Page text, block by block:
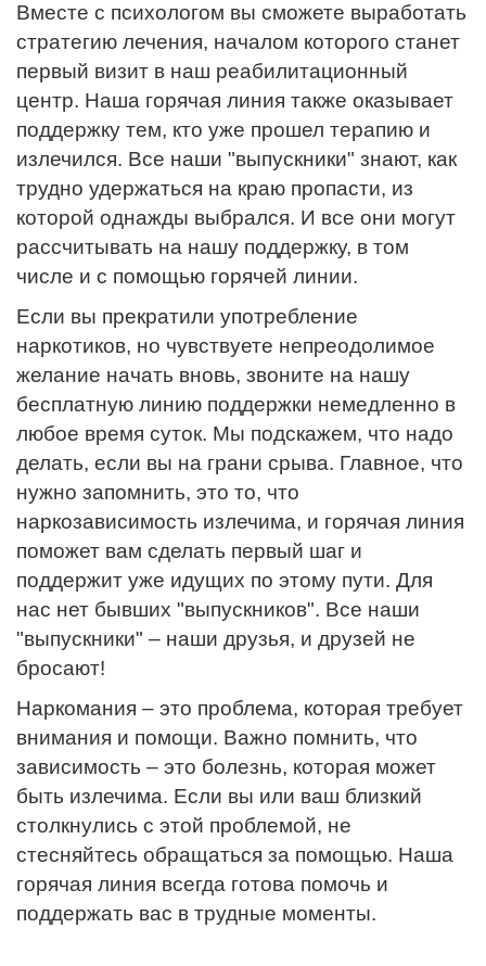
Вместе с психологом вы сможете выработать
стратегию лечения, началом которого станет
первый визит в наш реабилитационный
центр. Наша горячая линия также оказывает
поддержку тем, кто уже прошел терапию и
излечился. Все наши "выпускники" знают, как
трудно удержаться на краю пропасти, из
которой однажды выбрался. И все они могут
рассчитывать на нашу поддержку, в том
числе и с помощью горячей линии.
Если вы прекратили употребление
наркотиков, но чувствуете непреодолимое
желание начать вновь, звоните на нашу
бесплатную линию поддержки немедленно в
любое время суток. Мы подскажем, что надо
делать, если вы на грани срыва. Главное, что
нужно запомнить, это то, что
наркозависимость излечима, и горячая линия
поможет вам сделать первый шаг и
поддержит уже идущих по этому пути. Для
нас нет бывших "выпускников". Все наши
"выпускники" – наши друзья, и друзей не
бросают!
Наркомания – это проблема, которая требует
внимания и помощи. Важно помнить, что
зависимость – это болезнь, которая может
быть излечима. Если вы или ваш близкий
столкнулись с этой проблемой, не
стесняйтесь обращаться за помощью. Наша
горячая линия всегда готова помочь и
поддержать вас в трудные моменты.